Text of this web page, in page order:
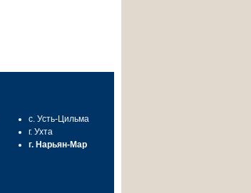
с. Усть-Цильма
г. Ухта
г. Нарьян-Мар